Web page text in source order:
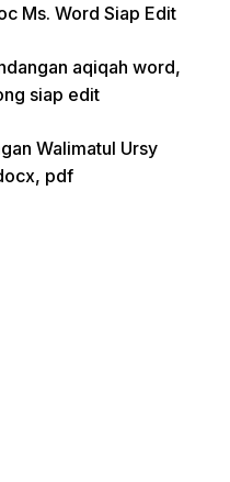
Ms. Word Siap Edit
aqiqah word,
siap edit
Walimatul Ursy
pdf